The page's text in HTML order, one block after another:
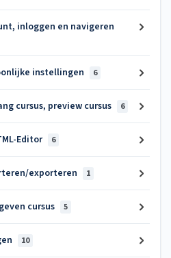
inloggen en navigeren
instellingen 6
cursus, preview cursus 6
Editor 6
exporteren 1
cursus 5
10